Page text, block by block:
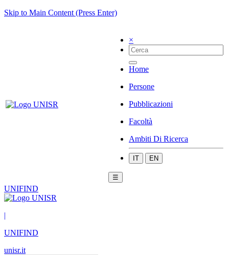
Skip to Main Content (Press Enter)
×
Home
Persone
Pubblicazioni
Facoltà
Ambiti Di Ricerca
IT EN
☰
UNIFIND
|
UNIFIND
unisr.it